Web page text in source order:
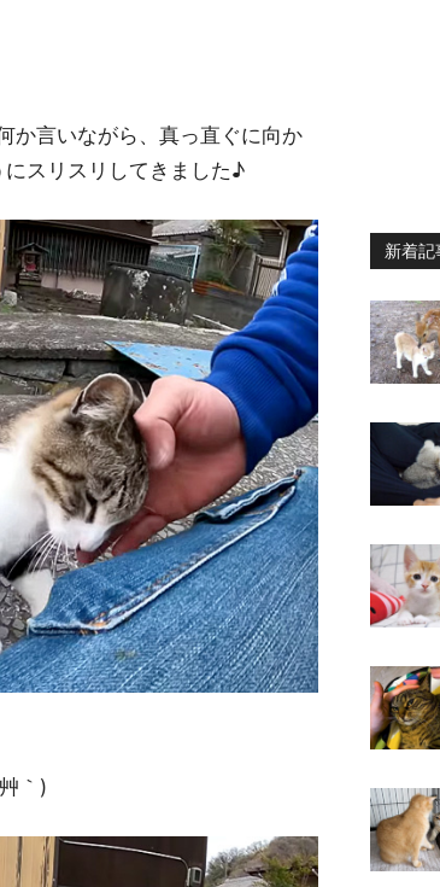
か言いながら、真っ直ぐに向か
スリスリしてきました♪
｀)
新着記